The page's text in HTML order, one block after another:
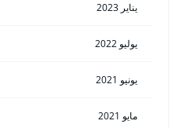
يناير 2023
يوليو 2022
يونيو 2021
مايو 2021